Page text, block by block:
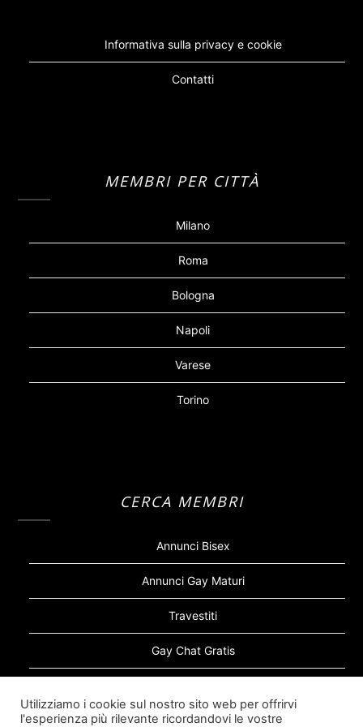
Informativa sulla privacy e cookie
Contatti
MEMBRI PER CITTÀ
Milano
Roma
Bologna
Napoli
Varese
Torino
CERCA MEMBRI
Annunci Bisex
Annunci Gay Maturi
Travestiti
Gay Chat Gratis
Sugar Daddy Gay
Utilizziamo i cookie sul nostro sito web per offrirvi
l'esperienza più rilevante ricordandovi le vostre